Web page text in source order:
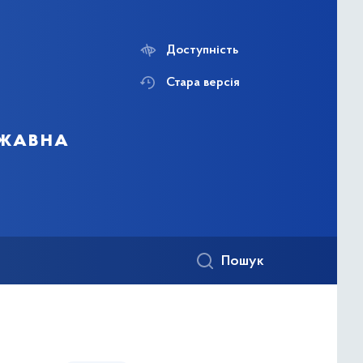
Доступність
Стара версія
Пошук